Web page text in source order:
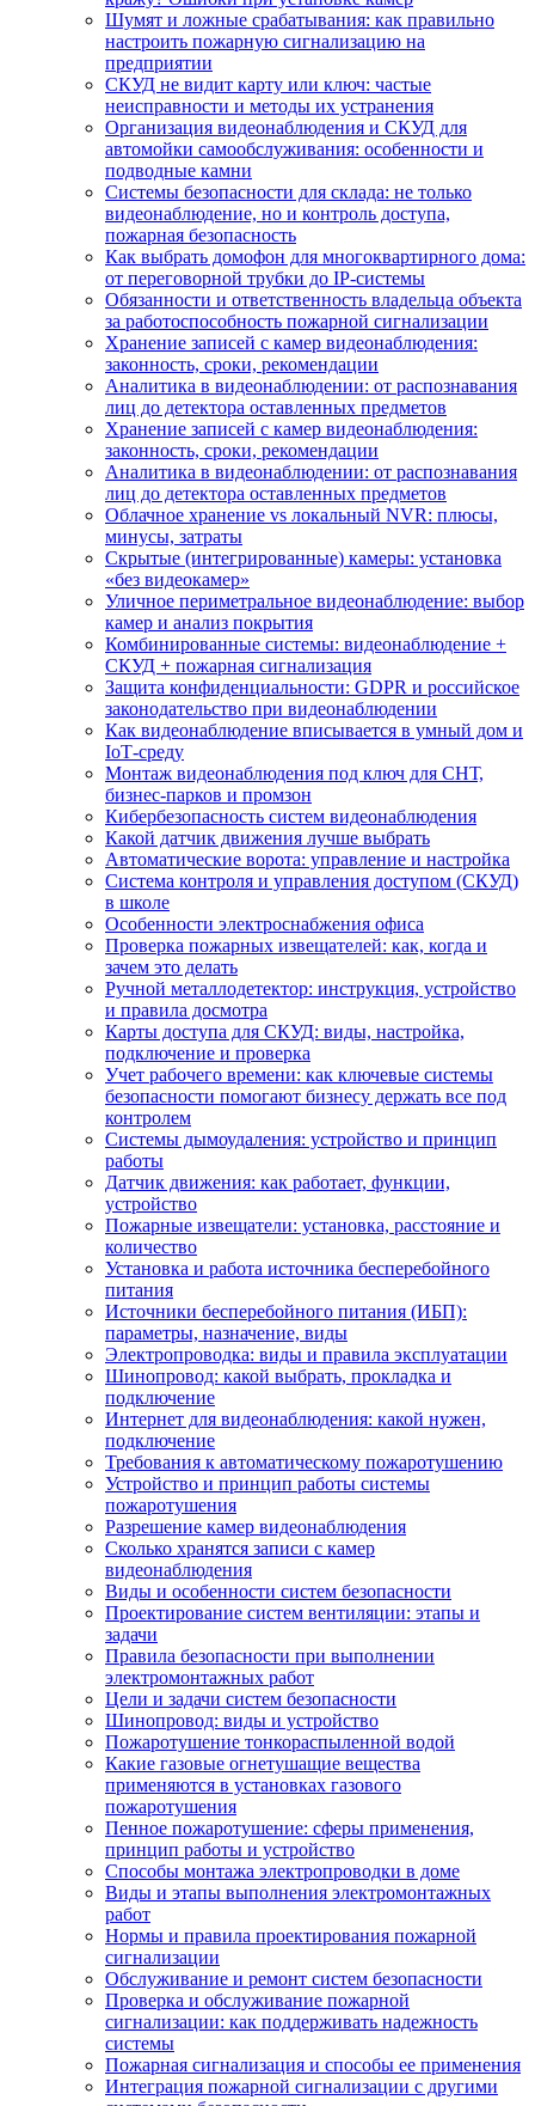
Шумят и ложные срабатывания: как правильно
настроить пожарную сигнализацию на
предприятии
СКУД не видит карту или ключ: частые
неисправности и методы их устранения
Организация видеонаблюдения и СКУД для
автомойки самообслуживания: особенности и
подводные камни
Системы безопасности для склада: не только
видеонаблюдение, но и контроль доступа,
пожарная безопасность
Как выбрать домофон для многоквартирного дома:
от переговорной трубки до IP-системы
Обязанности и ответственность владельца объекта
за работоспособность пожарной сигнализации
Хранение записей с камер видеонаблюдения:
законность, сроки, рекомендации
Аналитика в видеонаблюдении: от распознавания
лиц до детектора оставленных предметов
Хранение записей с камер видеонаблюдения:
законность, сроки, рекомендации
Аналитика в видеонаблюдении: от распознавания
лиц до детектора оставленных предметов
Облачное хранение vs локальный NVR: плюсы,
минусы, затраты
Скрытые (интегрированные) камеры: установка
«без видеокамер»
Уличное периметральное видеонаблюдение: выбор
камер и анализ покрытия
Комбинированные системы: видеонаблюдение +
СКУД + пожарная сигнализация
Защита конфиденциальности: GDPR и российское
законодательство при видеонаблюдении
Как видеонаблюдение вписывается в умный дом и
IoT‑среду
Монтаж видеонаблюдения под ключ для СНТ,
бизнес‑парков и промзон
Кибербезопасность систем видеонаблюдения
Какой датчик движения лучше выбрать
Автоматические ворота: управление и настройка
Система контроля и управления доступом (СКУД)
в школе
Особенности электроснабжения офиса
Проверка пожарных извещателей: как, когда и
зачем это делать
Ручной металлодетектор: инструкция, устройство
и правила досмотра
Карты доступа для СКУД: виды, настройка,
подключение и проверка
Учет рабочего времени: как ключевые системы
безопасности помогают бизнесу держать все под
контролем
Системы дымоудаления: устройство и принцип
работы
Датчик движения: как работает, функции,
устройство
Пожарные извещатели: установка, расстояние и
количество
Установка и работа источника бесперебойного
питания
Источники бесперебойного питания (ИБП):
параметры, назначение, виды
Электропроводка: виды и правила эксплуатации
Шинопровод: какой выбрать, прокладка и
подключение
Интернет для видеонаблюдения: какой нужен,
подключение
Требования к автоматическому пожаротушению
Устройство и принцип работы системы
пожаротушения
Разрешение камер видеонаблюдения
Сколько хранятся записи с камер
видеонаблюдения
Виды и особенности систем безопасности
Проектирование систем вентиляции: этапы и
задачи
Правила безопасности при выполнении
электромонтажных работ
Цели и задачи систем безопасности
Шинопровод: виды и устройство
Пожаротушение тонкораспыленной водой
Какие газовые огнетушащие вещества
применяются в установках газового
пожаротушения
Пенное пожаротушение: сферы применения,
принцип работы и устройство
Способы монтажа электропроводки в доме
Виды и этапы выполнения электромонтажных
работ
Нормы и правила проектирования пожарной
сигнализации
Обслуживание и ремонт систем безопасности
Проверка и обслуживание пожарной
сигнализации: как поддерживать надежность
системы
Пожарная сигнализация и способы ее применения
Интеграция пожарной сигнализации с другими